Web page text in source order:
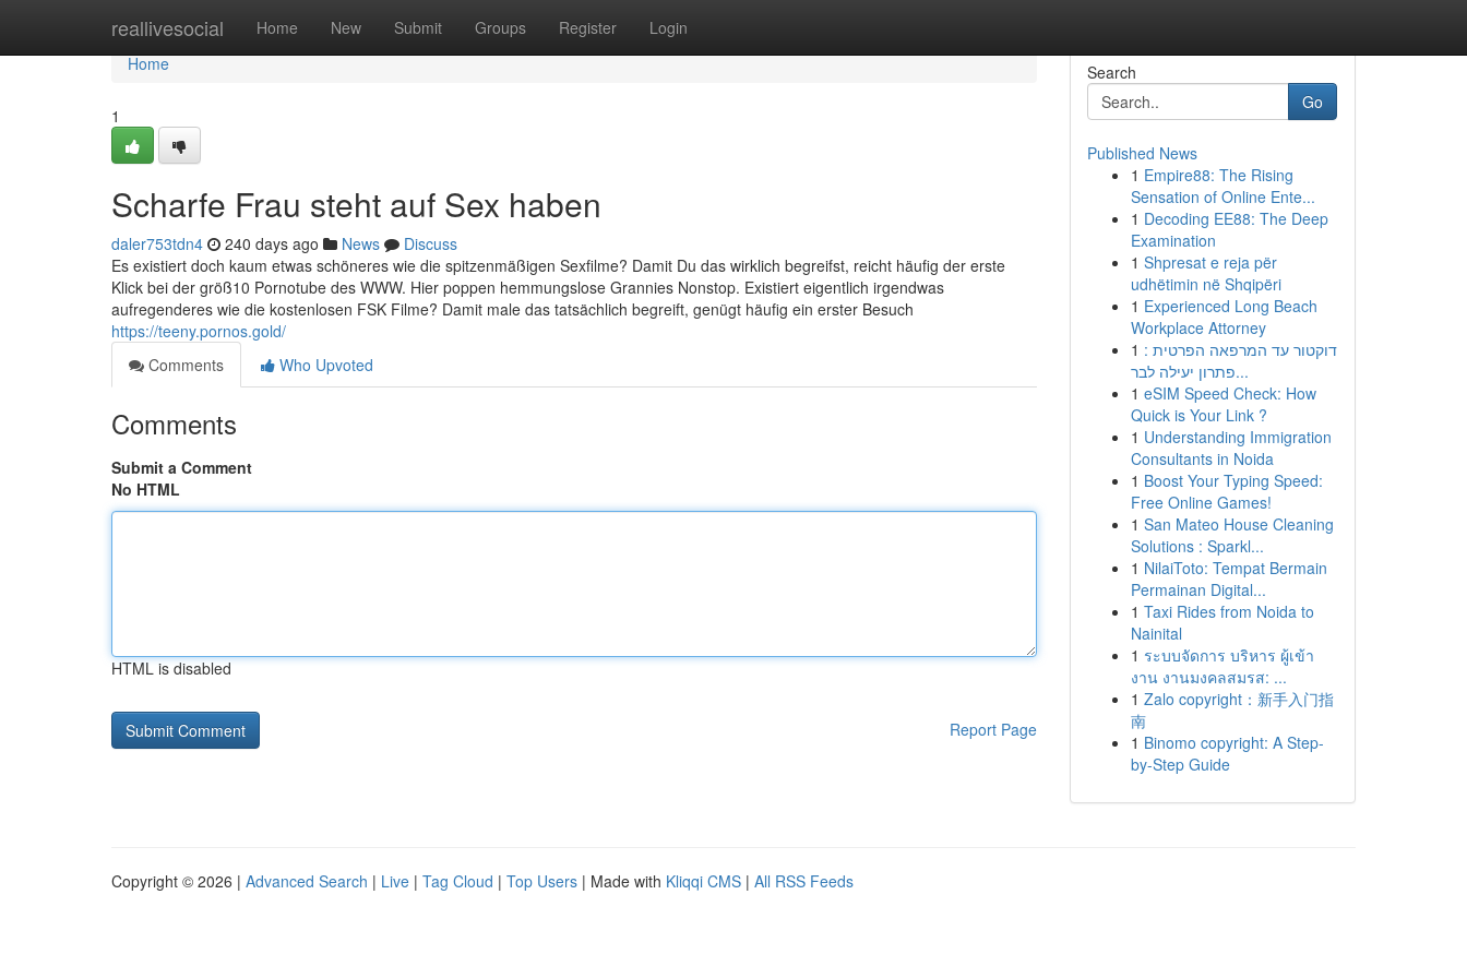
reallivesocial Home New Submit Groups Register Login
Home
Home
1
Scharfe Frau steht auf Sex haben
daler753tdn4 240 days ago News
Discuss
Es existiert doch kaum etwas schöneres wie die spitzenmäßigen Sexfilme? Damit Du das wirklich begreifst, reicht häufig der erste
Klick bei der größ10 Pornotube des WWW. Hier poppen hemmungslose Grannies Nonstop. Existiert eigentlich irgendwas
aufregenderes wie die kostenlosen FSK Filme? Damit male das tatsächlich begreift, genügt häufig ein erster Besuch
https://teeny.pornos.gold/
Comments
Who Upvoted
Comments
Submit a Comment
No HTML
HTML is disabled
Report Page
Search
Go
Published News
1 Empire88: The Rising
Sensation of Online Ente...
1 Decoding EE88: The Deep
Examination
1 Shpresat e reja për
udhëtimin në Shqipëri
1 Experienced Long Beach
Workplace Attorney
1 דוקטור עד המרפאה הפרטית :
פתרון יעילה לבר...
1 eSIM Speed Check: How
Quick is Your Link ?
1 Understanding Immigration
Consultants in Noida
1 Boost Your Typing Speed:
Free Online Games!
1 San Mateo House Cleaning
Solutions : Sparkl...
1 NilaiToto: Tempat Bermain
Permainan Digital...
1 Taxi Rides from Noida to
Nainital
1 ระบบจัดการ บริหาร ผู้เข้า
งาน งานมงคลสมรส: ...
1 Zalo copyright：新手入门指
南
1 Binomo copyright: A Step-
by-Step Guide
Copyright © 2026 | Advanced Search | Live | Tag Cloud | Top Users | Made with Kliqqi CMS | All RSS Feeds